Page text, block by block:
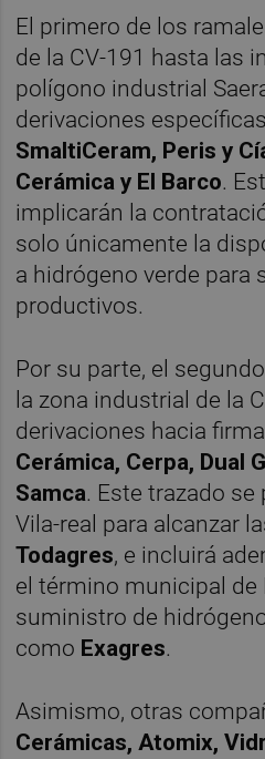
El primero de los
de la CV-191 hasta las
polígono industrial
derivaciones
SmaltiCeram, Peris y
Cerámica y El Barco.
implicarán la
solo únicamente la
a hidrógeno verde para
productivos.
Por su parte, el
la zona industrial de la
derivaciones hacia
Cerámica, Cerpa, Dual
Samca. Este trazado
Vila-real para alcanzar
Todagres, e incluirá
el término municipal de
suministro de
como Exagres.
Asimismo, otras
Cerámicas, Atomix,